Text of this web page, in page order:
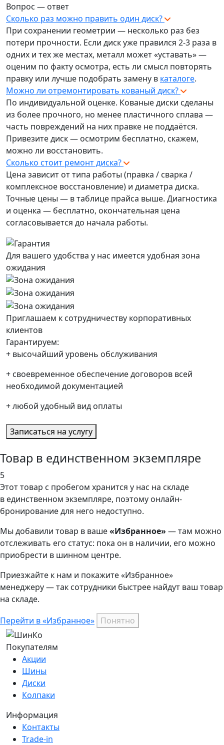
Вопрос — ответ
Сколько раз можно править один диск?
При сохранении геометрии — несколько раз без
потери прочности. Если диск уже правился 2-3 раза в
одних и тех же местах, металл может «уставать» —
оценим по факту осмотра, есть ли смысл повторять
правку или лучше подобрать замену в каталоге.
Можно ли отремонтировать кованый диск?
По индивидуальной оценке. Кованые диски сделаны
из более прочного, но менее пластичного сплава —
часть повреждений на них правке не поддаётся.
Привезите диск — осмотрим бесплатно, скажем,
можно ли восстановить.
Сколько стоит ремонт диска?
Цена зависит от типа работы (правка / сварка /
комплексное восстановление) и диаметра диска.
Точные цены — в таблице прайса выше. Диагностика
и оценка — бесплатно, окончательная цена
согласовывается до начала работы.
Для вашего удобства у нас имеется удобная зона
ожидания
Приглашаем к сотрудничеству корпоративных
клиентов
Гарантируем:
+ высочайший уровень обслуживания
+ своевременное обеспечение договоров всей
необходимой документацией
+любой удобный вид оплаты
Записаться на услугу
Товар в единственном экземпляре
5
Этот товар с пробегом хранится у нас на складе
в единственном экземпляре, поэтому онлайн-
бронирование для него недоступно.
Мы добавили товар в ваше«Избранное» — там можно
отслеживать его статус: пока он в наличии, его можно
приобрести в шинном центре.
Приезжайте к нам и покажите «Избранное»
менеджеру — так сотрудники быстрее найдут ваш товар
на складе.
Перейти в «Избранное» Понятно
Покупателям
Акции
Шины
Диски
Колпаки
Информация
Контакты
Trade-in